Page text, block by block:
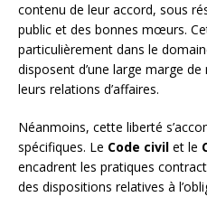
contenu de leur accord, sous
public et des bonnes mœurs.
particulièrement dans le
disposent d’une large marge
leurs relations d’affaires.
Néanmoins, cette liberté
spécifiques. Le Code civil et le
encadrent les pratiques
des dispositions relatives à